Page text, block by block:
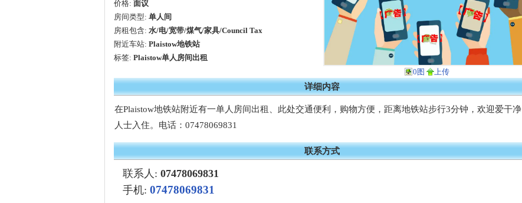
价格: 面议
房间类型: 单人间
房租包含: 水/电/宽带/煤气/家具/Council Tax
附近车站: Plaistow地铁站
标签: Plaistow单人房间出租
0图
上传
详细内容
在Plaistow地铁站附近有一单人房间出租、此处交通便利，购物方便，距离地铁站步行3分钟，欢迎爱干净
人士入住。电话：07478069831
联系方式
联系人: 07478069831
手机: 07478069831